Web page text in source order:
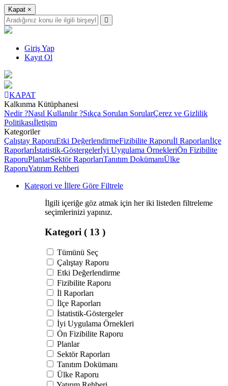
Kapat ×
Giriş Yap
Kayıt Ol
KAPAT
Kalkınma Kütüphanesi
Nedir ?Nasıl Kullanılır ?Sıkça Sorulan SorularÇerez ve Gizlilik
Politikasıİletişim
Kategoriler
Çalıştay RaporuEtki DeğerlendirmeFizibilite Raporuİl Raporlarıİlçe
Raporlarıİstatistik-Göstergelerİyi Uygulama ÖrnekleriÖn Fizibilite
RaporuPlanlarSektör RaporlarıTanıtım DokümanıÜlke
RaporuYatırım Rehberi
Kategori ve İllere Göre Filtrele
İlgili içeriğe göz atmak için her iki listeden filtreleme
seçimlerinizi yapınız.
Kategori ( 13 )
Tümünü Seç
Çalıştay Raporu
Etki Değerlendirme
Fizibilite Raporu
İl Raporları
İlçe Raporları
İstatistik-Göstergeler
İyi Uygulama Örnekleri
Ön Fizibilite Raporu
Planlar
Sektör Raporları
Tanıtım Dokümanı
Ülke Raporu